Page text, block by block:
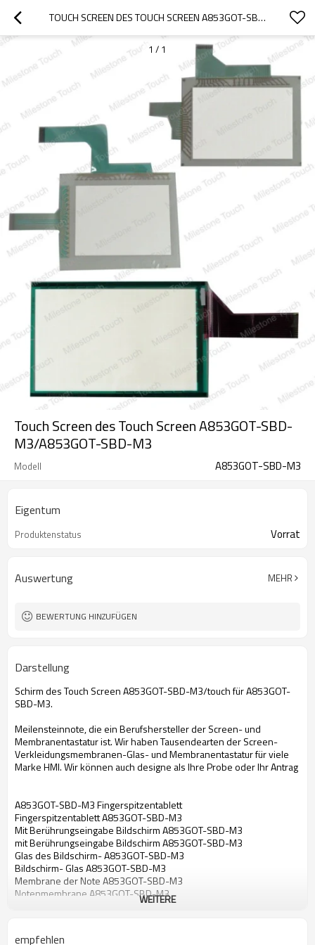
TOUCH SCREEN DES TOUCH SCREEN A853GOT-SBD-M3/A853GOT-SBD-M3
1 / 1
Touch Screen des Touch Screen A853GOT-SBD-
M3/A853GOT-SBD-M3
Modell A853GOT-SBD-M3
Eigentum
Produktenstatus Vorrat
Auswertung MEHR
BEWERTUNG HINZUFÜGEN
Darstellung
Schirm des Touch Screen A853GOT-SBD-M3/touch für A853GOT-
SBD-M3.
Meilensteinnote, die ein Berufshersteller der Screen- und
Membranentastatur ist. Wir haben Tausendearten der Screen-
Verkleidungsmembranen-Glas- und Membranentastatur für viele
Marke HMI. Wir können auch designe als Ihre Probe oder Ihr Antrag
A853GOT-SBD-M3 Fingerspitzentablett
Fingerspitzentablett A853GOT-SBD-M3
Mit Berührungseingabe Bildschirm A853GOT-SBD-M3
mit Berührungseingabe Bildschirm A853GOT-SBD-M3
Glas des Bildschirm- A853GOT-SBD-M3
Bildschirm- Glas A853GOT-SBD-M3
Membrane der Note A853GOT-SBD-M3
Notenmembrane A853GOT-SBD-M3
Touch Screen für A853GOT-SBD-M3
WEITERE
empfehlen